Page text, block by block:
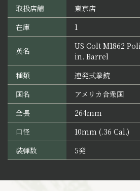
取扱店舗
東京店
在庫
1
英名
US Colt M1862
in. Barrel
種類
連発式拳銃
国名
アメリカ合衆国
全長
264mm
口径
10mm (.36 Cal.)
装弾数
5発